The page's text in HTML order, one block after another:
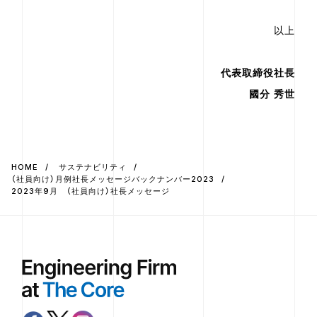
以上
代表取締役社長
國分 秀世
HOME
サステナビリティ
（社員向け）月例社長メッセージバックナンバー2023
2023年9月 （社員向け）社長メッセージ